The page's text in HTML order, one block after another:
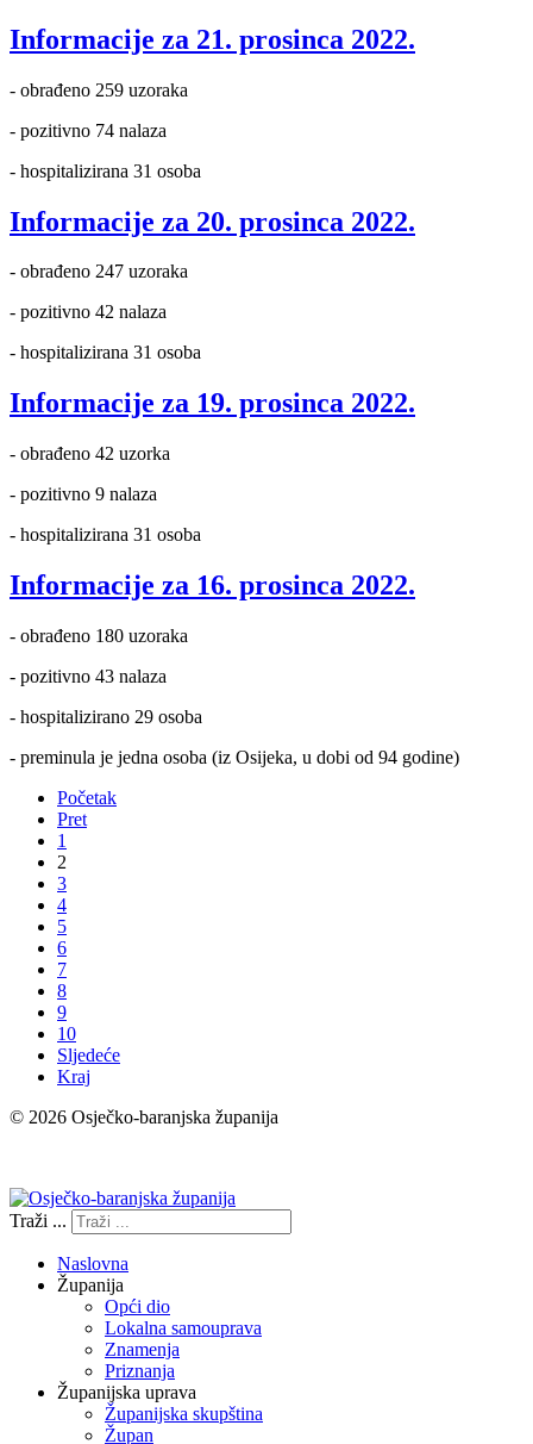
Informacije za 21. prosinca 2022.
- obrađeno 259 uzoraka
- pozitivno 74 nalaza
- hospitalizirana 31 osoba
Informacije za 20. prosinca 2022.
- obrađeno 247 uzoraka
- pozitivno 42 nalaza
- hospitalizirana 31 osoba
Informacije za 19. prosinca 2022.
- obrađeno 42 uzorka
- pozitivno 9 nalaza
- hospitalizirana 31 osoba
Informacije za 16. prosinca 2022.
- obrađeno 180 uzoraka
- pozitivno 43 nalaza
- hospitalizirano 29 osoba
- preminula je jedna osoba (iz Osijeka, u dobi od 94 godine)
Početak
Pret
1
2
3
4
5
6
7
8
9
10
Sljedeće
Kraj
© 2026 Osječko-baranjska županija
Traži ...
Naslovna
Županija
Opći dio
Lokalna samouprava
Znamenja
Priznanja
Županijska uprava
Županijska skupština
Župan